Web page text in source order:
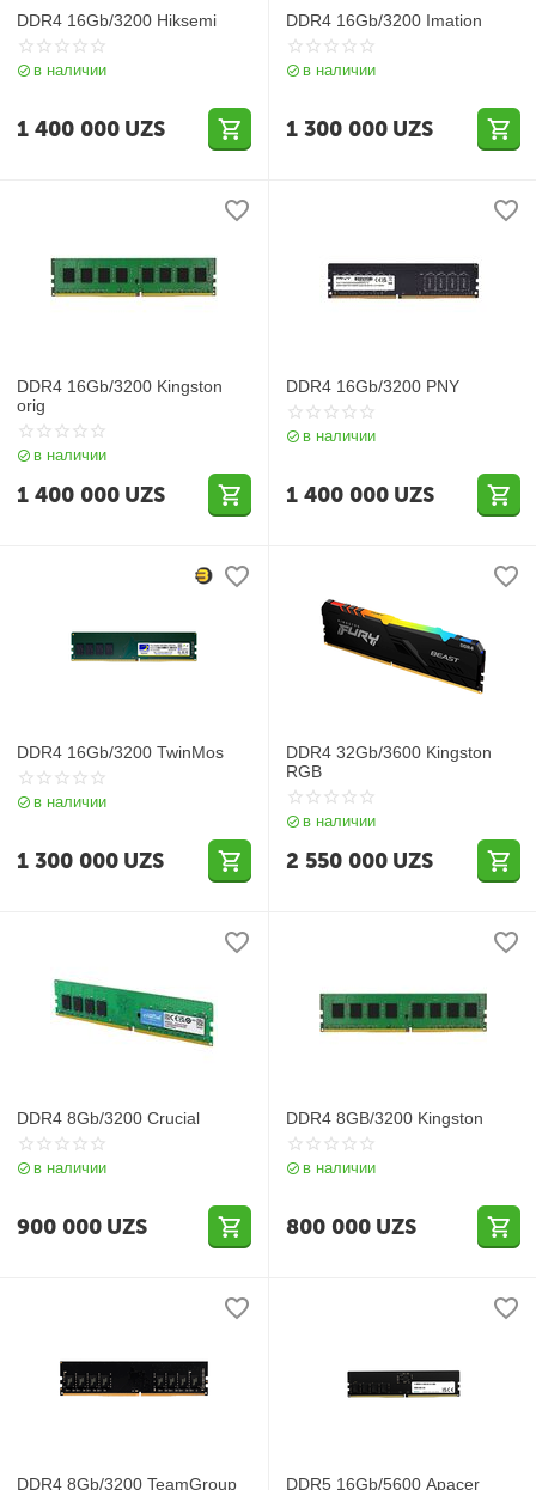
DDR4 16Gb/3200 Hiksemi
в наличии
1 400 000 UZS
DDR4 16Gb/3200 Imation
в наличии
1 300 000 UZS
DDR4 16Gb/3200 Kingston
orig
в наличии
1 400 000 UZS
DDR4 16Gb/3200 PNY
в наличии
1 400 000 UZS
DDR4 16Gb/3200 TwinMos
в наличии
1 300 000 UZS
DDR4 32Gb/3600 Kingston
RGB
в наличии
2 550 000 UZS
DDR4 8Gb/3200 Crucial
в наличии
900 000 UZS
DDR4 8GB/3200 Kingston
в наличии
800 000 UZS
DDR4 8Gb/3200 TeamGroup DDR5 16Gb/5600 Apacer